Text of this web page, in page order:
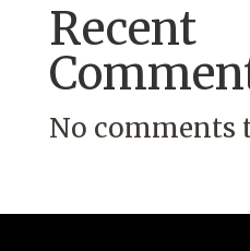
Recent
No comments